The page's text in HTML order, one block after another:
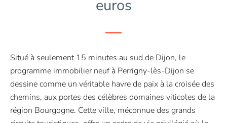
euros
Situé à seulement 15 minutes au sud de Dijon, le
programme immobilier neuf à Perrigny-lès-Dijon se
dessine comme un véritable havre de paix à la croisée des
chemins, aux portes des célèbres domaines viticoles de la
région Bourgogne. Cette ville, méconnue des grands